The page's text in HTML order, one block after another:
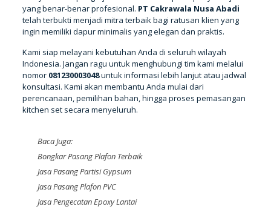
yang benar-benar profesional. PT Cakrawala Nusa Abadi
telah terbukti menjadi mitra terbaik bagi ratusan klien yang
ingin memiliki dapur minimalis yang elegan dan praktis.
Kami siap melayani kebutuhan Anda di seluruh wilayah
Indonesia. Jangan ragu untuk menghubungi tim kami melalui
nomor 081230003048untuk informasi lebih lanjut atau jadwal
konsultasi. Kami akan membantu Anda mulai dari
perencanaan, pemilihan bahan, hingga proses pemasangan
kitchen set secara menyeluruh.
Baca Juga:
Bongkar Pasang Plafon Terbaik
Jasa Pasang Partisi Gypsum
Jasa Pasang Plafon PVC
Jasa Pengecatan Epoxy Lantai